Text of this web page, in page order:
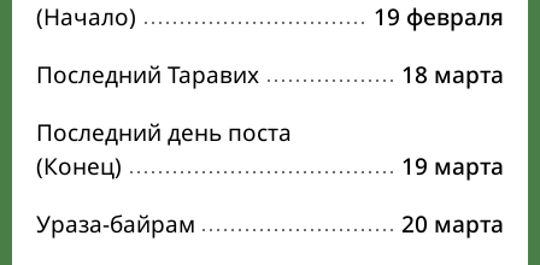
(Начало)
19 февраля
Последний Таравих
18 марта
Последний день поста
(Конец)
19 марта
Ураза-байрам
20 марта